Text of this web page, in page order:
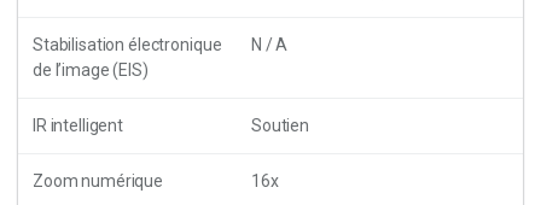
Stabilisation électronique
de l’image (EIS)
N / A
IR intelligent Soutien
Zoom numérique 16x